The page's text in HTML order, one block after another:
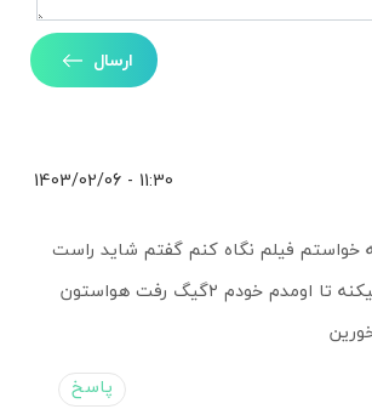
ارسال
11:30 - 1403/02/06
فیلم نگاه کنم گفتم شاید راست
میگه کم نمیکنه تا اومدم خودم ۲گیگ رفت هواستون
پاسخ